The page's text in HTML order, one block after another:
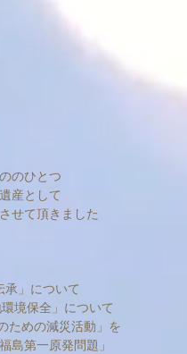
のひとつ
産として
せて頂きました
承」について
境保全」について
ための減災活動」を
島第一原発問題」